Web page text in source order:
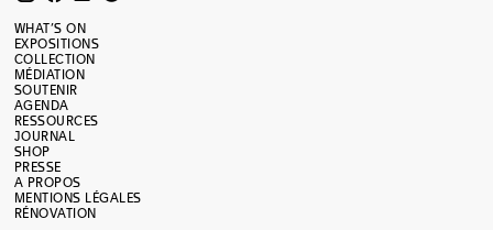
WHAT’S ON
EXPOSITIONS
COLLECTION
MÉDIATION
SOUTENIR
AGENDA
RESSOURCES
JOURNAL
SHOP
PRESSE
A PROPOS
MENTIONS LÉGALES
RÉNOVATION